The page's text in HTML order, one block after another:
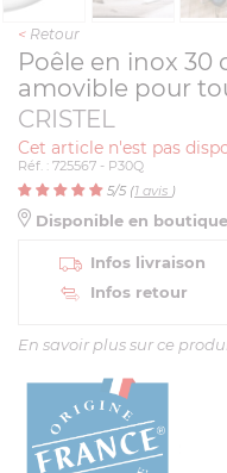
< Retour
Poêle en inox
amovible pour
CRISTEL
Cet article n'est pas
Réf. : 725567 - P30Q
5/5 (1 avis )
Disponible en boutique
Infos livraison
Infos retour
En savoir plus sur ce